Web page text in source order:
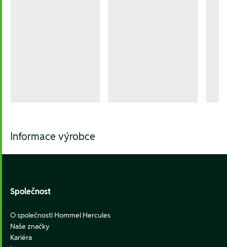
Informace výrobce
Společnost
O společnosti Hommel Hercules
Naše značky
Kariéra